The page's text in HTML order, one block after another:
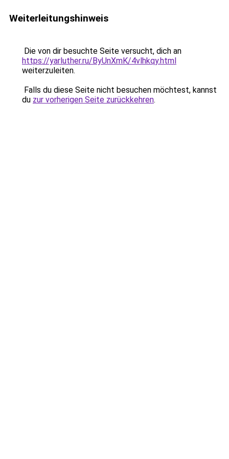
Weiterleitungshinweis
Die von dir besuchte Seite versucht, dich an
https://yarluther.ru/ByUnXmK/4vlhkqy.html
weiterzuleiten.
Falls du diese Seite nicht besuchen möchtest, kannst
du zur vorherigen Seite zurückkehren.